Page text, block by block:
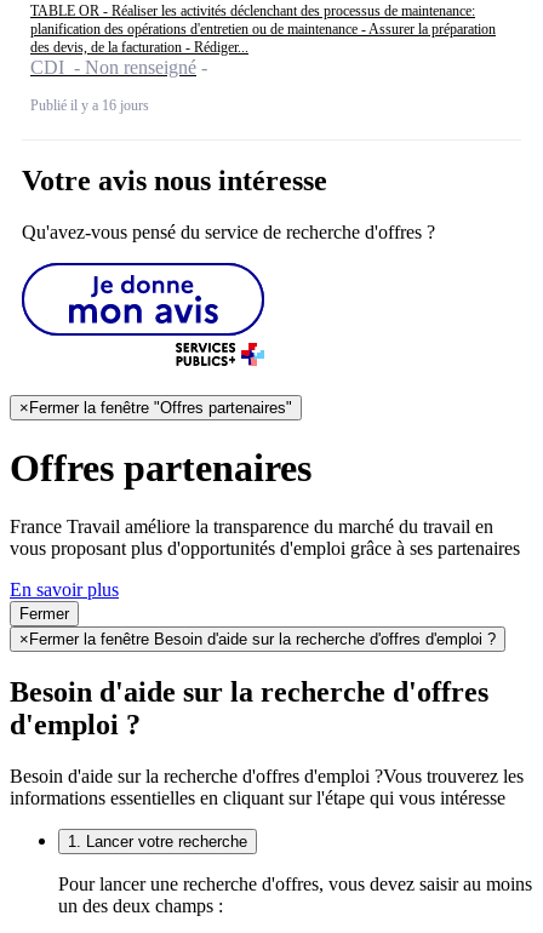
TABLE OR - Réaliser les activités déclenchant des processus de maintenance:
planification des opérations d'entretien ou de maintenance - Assurer la préparation
des devis, de la facturation - Rédiger...
CDI - Non renseigné
Publié il y a 16 jours
Votre avis nous intéresse
Qu'avez-vous pensé du service de recherche d'offres ?
×Fermer la fenêtre "Offres partenaires"
Offres partenaires
France Travail améliore la transparence du marché du travail en
vous proposant plus d'opportunités d'emploi grâce à ses partenaires
En savoir plus
Fermer
× Fermer la fenêtre Besoin d'aide sur la recherche d'offres d'emploi ?
Besoin d'aide sur la recherche d'offres
d'emploi ?
Besoin d'aide sur la recherche d'offres d'emploi ?Vous trouverez les
informations essentielles en cliquant sur l'étape qui vous intéresse
1. Lancer votre recherche
Pour lancer une recherche d'offres, vous devez saisir au moins
un des deux champs :